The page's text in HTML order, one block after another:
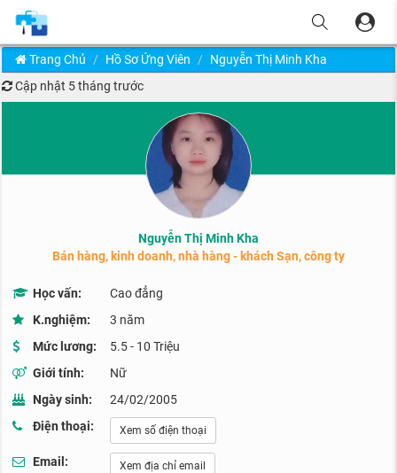
Trang Chủ Hồ Sơ Ứng Viên
Nguyễn Thị Minh Kha
Cập nhật 5 tháng trước
Nguyễn Thị Minh Kha
Bán hàng, kinh doanh, nhà hàng - khách Sạn, công ty
Học vấn:
Cao đẳng
K.nghiệm:
3 năm
Mức lương:
5.5 - 10 Triệu
Giới tính:
Nữ
Ngày sinh:
24/02/2005
Điện thoại:
Xem số điện thoại
Email: Xem địa chỉ email